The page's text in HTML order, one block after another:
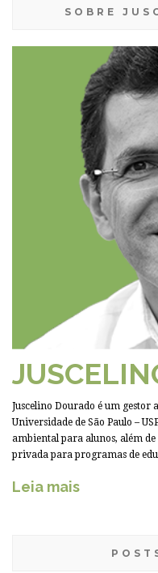
SOBRE
Juscelino Dourado é um
Universidade de São Paulo –
ambiental para alunos, além
privada para programas de
Leia mais